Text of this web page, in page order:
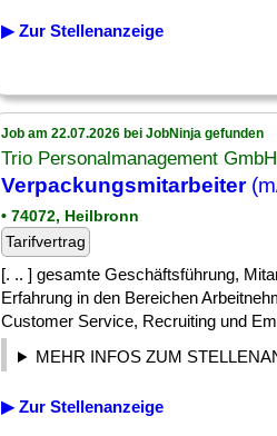
▶ Zur Stellenanzeige
Job am 22.07.2026 bei JobNinja gefunden
Trio Personalmanagement GmbH
Verpackungsmitarbeiter
• 74072, Heilbronn
Tarifvertrag
[. .. ] gesamte Geschäftsführung,
Erfahrung in den Bereichen
Customer Service, Recruiting und
MEHR INFOS ZUM
▶ Zur Stellenanzeige